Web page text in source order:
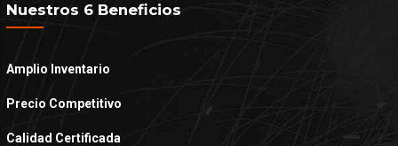
Nuestros 6 Beneficios
Amplio Inventario
Precio Competitivo
Calidad Certificada